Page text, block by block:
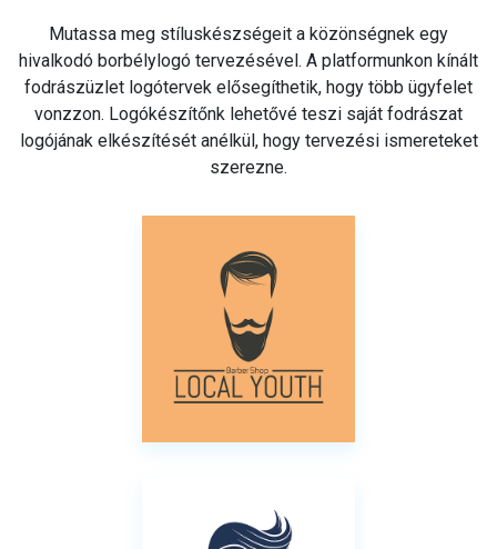
Mutassa meg stíluskészségeit a közönségnek egy
hivalkodó borbélylogó tervezésével. A platformunkon kínált
fodrászüzlet logótervek elősegíthetik, hogy több ügyfelet
vonzzon. Logókészítőnk lehetővé teszi saját fodrászat
logójának elkészítését anélkül, hogy tervezési ismereteket
szerezne.